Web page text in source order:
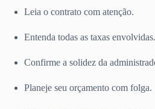
Leia o contrato com atenção.
Entenda todas as taxas envolvidas.
Confirme a solidez da
Planeje seu orçamento com folga.